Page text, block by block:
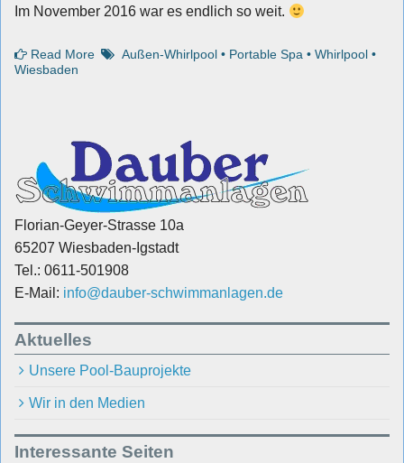
Im November 2016 war es endlich so weit.
Read More Außen-Whirlpool • Portable Spa •Whirlpool •
Wiesbaden
Florian-Geyer-Strasse 10a
65207 Wiesbaden-Igstadt
Tel.: 0611-501908
E-Mail: info@dauber-schwimmanlagen.de
Aktuelles
Unsere Pool-Bauprojekte
Wir in den Medien
Interessante Seiten